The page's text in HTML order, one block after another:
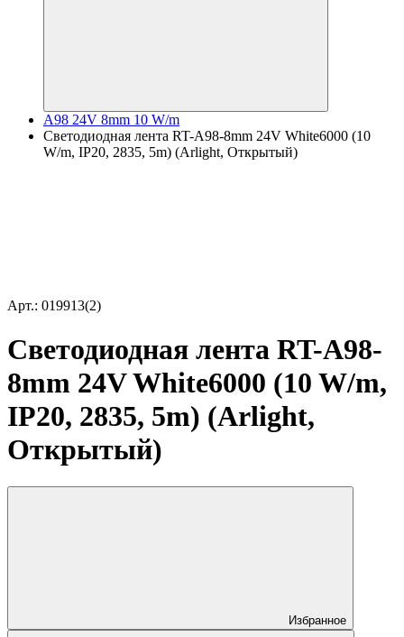
A98 24V 8mm 10 W/m
Светодиодная лента RT-A98-8mm 24V White6000 (10
W/m, IP20, 2835, 5m) (Arlight, Открытый)
Арт.: 019913(2)
Светодиодная лента RT-A98-
8mm 24V White6000 (10 W/m,
IP20, 2835, 5m) (Arlight,
Открытый)
Избранное